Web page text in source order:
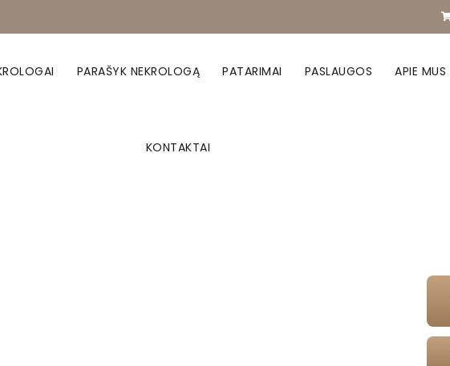
PARAŠYK NEKROLOGĄ PATARIMAI PASLAUGOS APIE MUS
KONTAKTAI